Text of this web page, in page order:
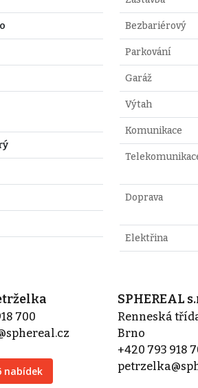
Bezbariérový
Parkování
Garáž
Výtah
Komunikace
Doprava
Elektřina
700
nabídek
SPHEREAL
Renneská
Brno
+420 793 918